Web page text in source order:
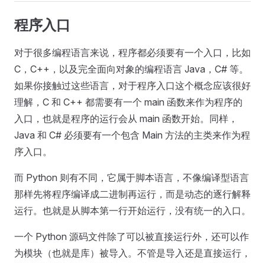
程序入口
对于很多编程语言来说，程序都必须要有一个入口，比如
C，C++，以及完全面向对象的编程语言 Java，C# 等。
如果你接触过这些语言，对于程序入口这个概念应该很好
理解，C 和 C++ 都需要有一个 main 函数来作为程序的
入口，也就是程序的运行会从 main 函数开始。同样，
Java 和 C# 必须要有一个包含 Main 方法的主类来作为程
序入口。
而 Python 则有不同，它属于脚本语言，不像编译型语言
那样先将程序编译成二进制再运行，而是动态的逐行解释
运行。也就是从脚本第一行开始运行，没有统一的入口。
一个 Python 源码文件除了可以被直接运行外，还可以作
为模块（也就是库）被导入。不管是导入还是直接运行，